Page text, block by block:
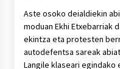
2026/
lan berriak
Aste osoko deialdiekin
moduan Ekhi Etxebarriak
ekintza eta protesten
autodefentsa sareak
Langile klaseari egindako